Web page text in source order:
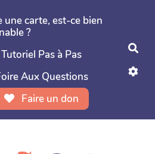
une carte, est-ce bien
?
Tutoriel Pas à Pas
Aux Questions
Faire un don